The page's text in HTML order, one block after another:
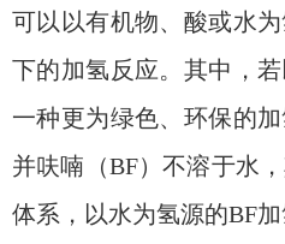
可以以有机物、酸或水
下的加氢反应。其中，
一种更为绿色、环保的
并呋喃（BF）不溶于水
体系，以水为氢源的BF加